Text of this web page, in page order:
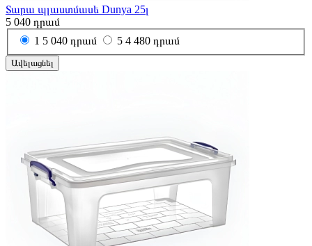
Տարա պլաստմասե Dunya 25լ
5 040 դրամ
1 5 040 դրամ 5 4 480 դրամ
Ավելացնել